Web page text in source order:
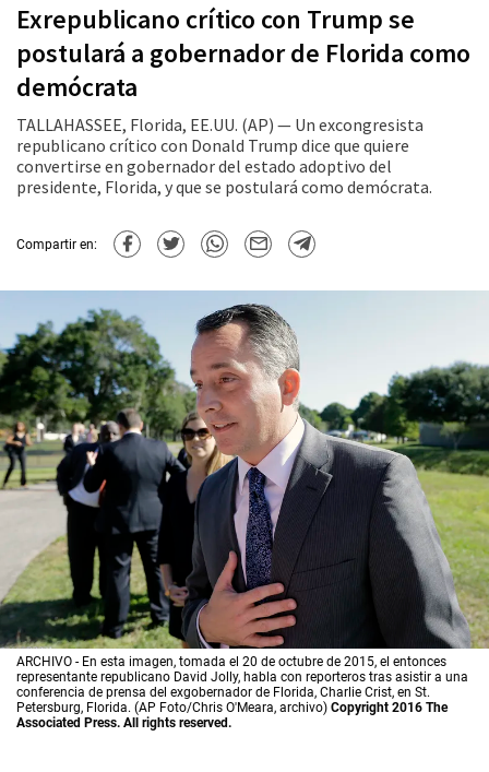
Exrepublicano crítico con Trump se
postulará a gobernador de Florida como
demócrata
TALLAHASSEE, Florida, EE.UU. (AP) — Un excongresista
republicano crítico con Donald Trump dice que quiere
convertirse en gobernador del estado adoptivo del
presidente, Florida, y que se postulará como demócrata.
Compartir en:
ARCHIVO - En esta imagen, tomada el 20 de octubre de 2015, el entonces
representante republicano David Jolly, habla con reporteros tras asistir a una
conferencia de prensa del exgobernador de Florida, Charlie Crist, en St.
Petersburg, Florida. (AP Foto/Chris O'Meara, archivo) Copyright 2016 The
Associated Press. All rights reserved.